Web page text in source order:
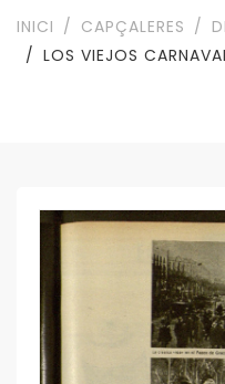
INICI CAPÇALERES
LOS VIEJOS